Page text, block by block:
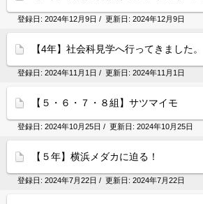
登録日: 2024年12月9日 / 更新日: 2024年12月9日
【4年】社会科見学へ行ってきました。
登録日: 2024年11月1日 / 更新日: 2024年11月1日
【５・６・７・８組】サツマイモ
登録日: 2024年10月25日 / 更新日: 2024年10月25日
【５年】横浜メダカに迫る！
登録日: 2024年7月22日 / 更新日: 2024年7月22日